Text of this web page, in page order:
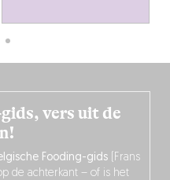
vers uit de
Fooding-gids (Frans
de achterkant – of is het